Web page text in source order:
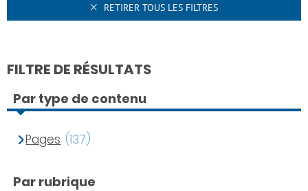
RETIRER TOUS LES FILTRES
FILTRE DE RÉSULTATS
Par type de contenu
Pages (137)
Par rubrique